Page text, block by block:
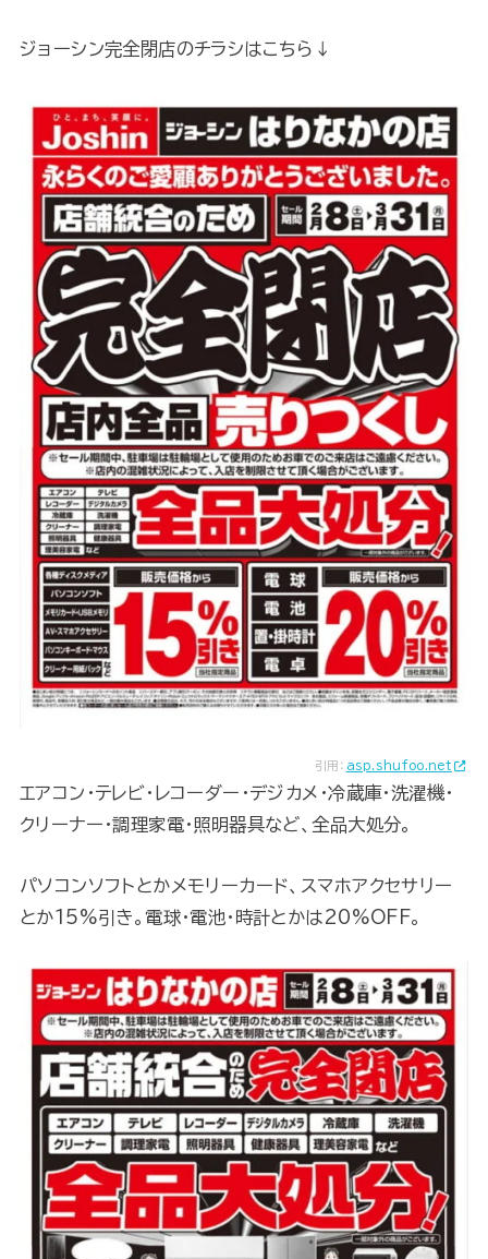
ジョーシン完全閉店のチラシはこちら↓
引用： asp.shufoo.net
エアコン・テレビ・レコーダー・デジカメ・冷蔵庫・洗濯機・
クリーナー・調理家電・照明器具など、全品大処分。
パソコンソフトとかメモリーカード、スマホアクセサリー
とか15%引き。電球・電池・時計とかは20%OFF。